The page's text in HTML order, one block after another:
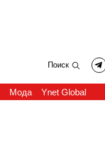
Поиск
Мода Ynet Global